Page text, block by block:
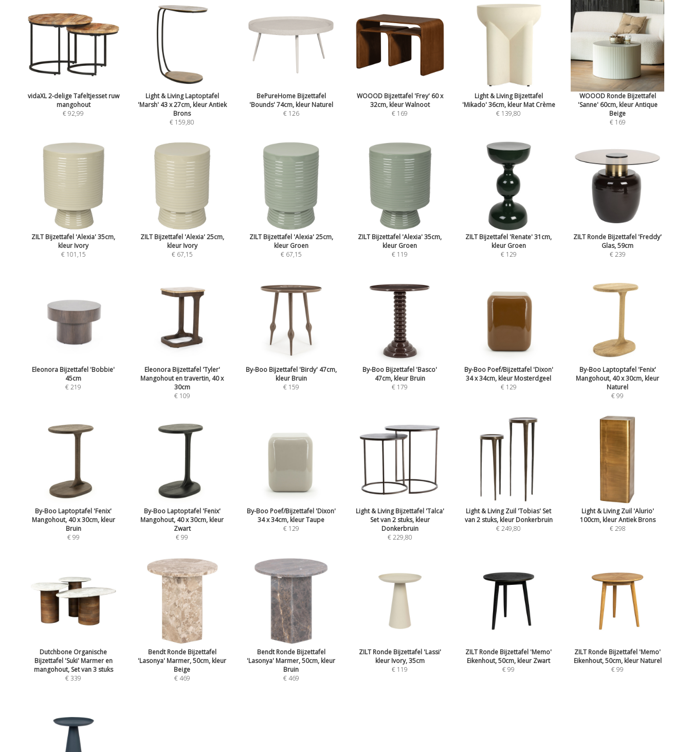
vidaXL 2-delige Tafeltjesset ruw
mangohout
€ 92,99
Light & Living Laptoptafel
'Marsh' 43 x 27cm, kleur Antiek
Brons
€ 159,80
BePureHome Bijzettafel
'Bounds' 74cm, kleur Naturel
€ 126
WOOOD Bijzettafel 'Frey' 60 x
32cm, kleur Walnoot
€ 169
Light & Living Bijzettafel
'Mikado' 36cm, kleur Mat Crème
€ 139,80
WOOOD Ronde Bijzettafel
'Sanne' 60cm, kleur Antique
Beige
€ 169
ZILT Bijzettafel 'Alexia' 35cm,
kleur Ivory
€ 101,15
ZILT Bijzettafel 'Alexia' 25cm,
kleur Ivory
€ 67,15
ZILT Bijzettafel 'Alexia' 25cm,
kleur Groen
€ 67,15
ZILT Bijzettafel 'Alexia' 35cm,
kleur Groen
€ 119
ZILT Bijzettafel 'Renate' 31cm,
kleur Groen
€ 129
ZILT Ronde Bijzettafel 'Freddy'
Glas, 59cm
€ 239
Eleonora Bijzettafel 'Bobbie'
45cm
€ 219
Eleonora Bijzettafel 'Tyler'
Mangohout en travertin, 40 x
30cm
€ 109
By-Boo Bijzettafel 'Birdy' 47cm,
kleur Bruin
€ 159
By-Boo Bijzettafel 'Basco'
47cm, kleur Bruin
€ 179
By-Boo Poef/Bijzettafel 'Dixon'
34 x 34cm, kleur Mosterdgeel
€ 129
By-Boo Laptoptafel 'Fenix'
Mangohout, 40 x 30cm, kleur
Naturel
€ 99
By-Boo Laptoptafel 'Fenix'
Mangohout, 40 x 30cm, kleur
Bruin
€ 99
By-Boo Laptoptafel 'Fenix'
Mangohout, 40 x 30cm, kleur
Zwart
€ 99
By-Boo Poef/Bijzettafel 'Dixon'
34 x 34cm, kleur Taupe
€ 129
Light & Living Bijzettafel 'Talca'
Set van 2 stuks, kleur
Donkerbruin
€ 229,80
Light & Living Zuil 'Tobias' Set
van 2 stuks, kleur Donkerbruin
€ 249,80
Light & Living Zuil 'Alurio'
100cm, kleur Antiek Brons
€ 298
Dutchbone Organische
Bijzettafel 'Suki' Marmer en
mangohout, Set van 3 stuks
€ 339
Bendt Ronde Bijzettafel
'Lasonya' Marmer, 50cm, kleur
Beige
€ 469
Bendt Ronde Bijzettafel
'Lasonya' Marmer, 50cm, kleur
Bruin
€ 469
ZILT Ronde Bijzettafel 'Lassi'
kleur Ivory, 35cm
€ 119
ZILT Ronde Bijzettafel 'Memo'
Eikenhout, 50cm, kleur Zwart
€ 99
ZILT Ronde Bijzettafel 'Memo'
Eikenhout, 50cm, kleur Naturel
€ 99